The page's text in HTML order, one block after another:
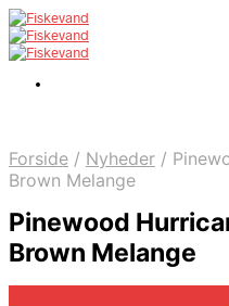
Forside / Nyheder /
Brown Melange
Pinewood
Brown Melange